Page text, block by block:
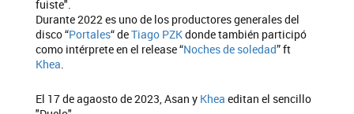
fuiste".
Durante 2022 es uno de los productores generales del
disco “Portales“ deTiago PZKdonde también participó
como intérprete en el release “Noches de soledad” ft
Khea.
El 17 de agaosto de 2023, Asan y Khea editan el sencillo